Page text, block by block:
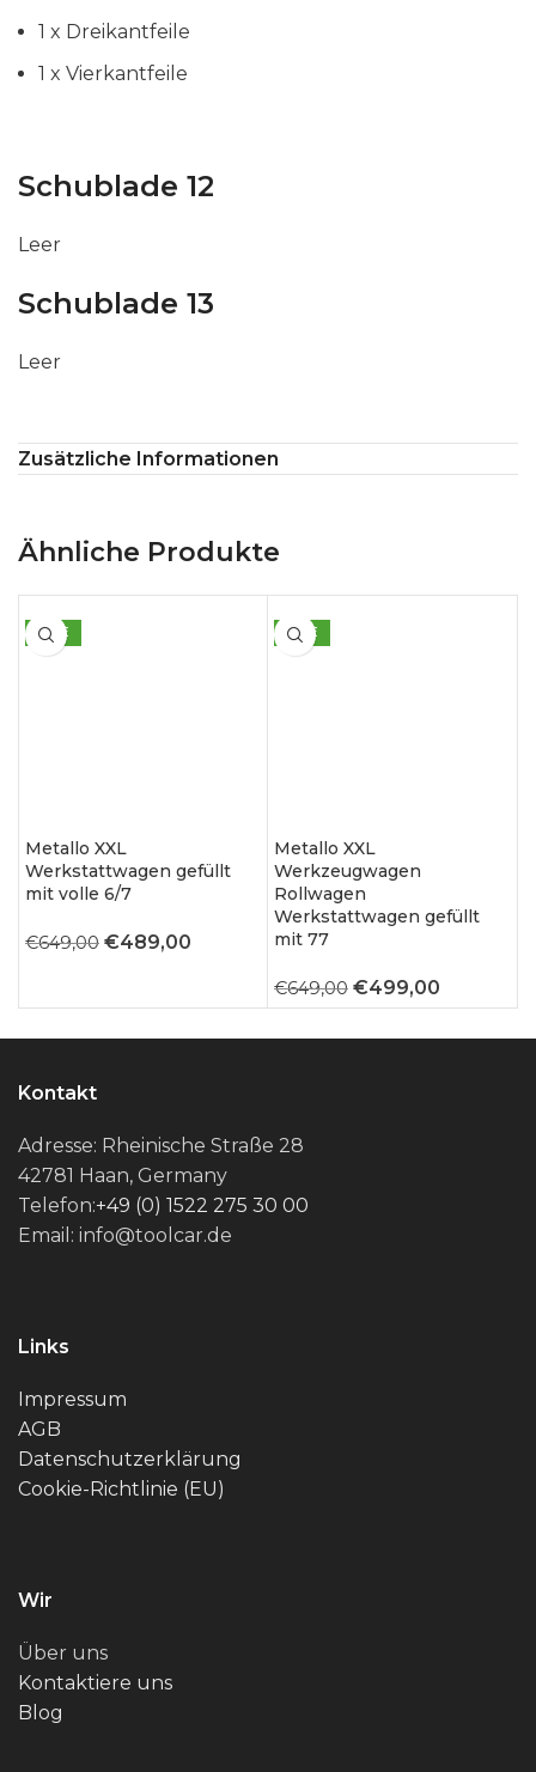
1 x Dreikantfeile
1 x Vierkantfeile
Schublade 12
Leer
Schublade 13
Leer
Zusätzliche Informationen
Ähnliche Produkte
SALE
Metallo XXL
Werkstattwagen gefüllt
mit volle 6/7
€649,00 Ursprünglicher
€489,00 Aktueller
SALE
Metallo XXL
Werkzeugwagen
Rollwagen
Werkstattwagen gefüllt
mit 77
€649,00 Ursprünglicher
Preis
war:
€499,00
Preis
ist:
Kontakt
Adresse: Rheinische Straße 28
42781 Haan, Germany
Telefon:+49 (0) 1522 275 30 00
Email: info@toolcar.de
Links
Impressum
AGB
Datenschutzerklärung
Cookie-Richtlinie (EU)
Wir
Über uns
Kontaktiere uns
Blog